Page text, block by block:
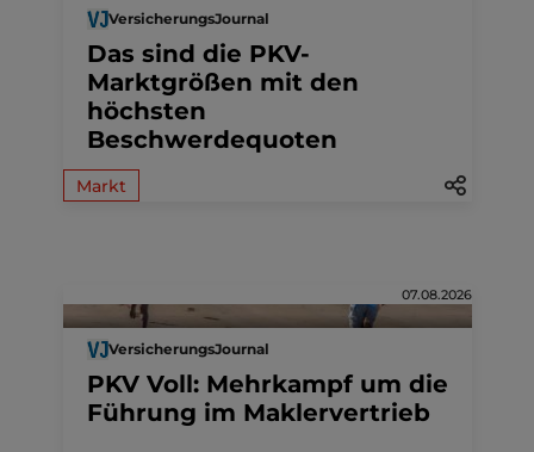
VersicherungsJournal
Das sind die PKV-
Marktgrößen mit den
höchsten
Beschwerdequoten
Markt
07.08.2026
VersicherungsJournal
PKV Voll: Mehrkampf um die
Führung im Maklervertrieb